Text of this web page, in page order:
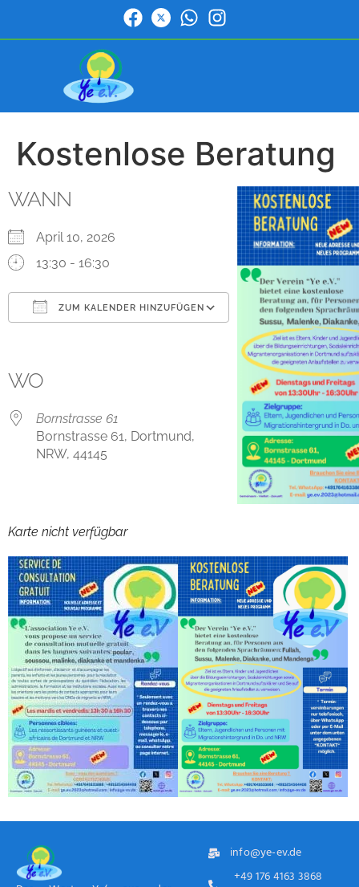
Kostenlose Beratung
WANN
April 10, 2026
13:30 - 16:30
ZUM KALENDER HINZUFÜGEN
Outlook Live
WO
Bornstrasse 61
Bornstrasse 61, Dortmund,
NRW, 44145
Karte nicht verfügbar
info@ye-ev.de
+49 176 4163 3868